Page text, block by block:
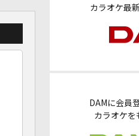
カラオケ最
DAMに会員
カラオケを